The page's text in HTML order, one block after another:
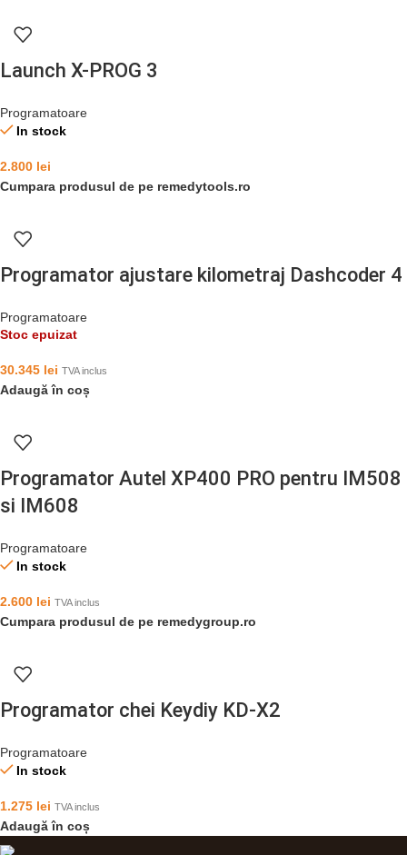
Launch X-PROG 3
Programatoare
In stock
2.800 lei
Cumpara produsul de pe remedytools.ro
Programator ajustare kilometraj Dashcoder 4
Programatoare
Stoc epuizat
30.345 lei TVA inclus
Adaugă în coș
Programator Autel XP400 PRO pentru IM508
si IM608
Programatoare
In stock
2.600 lei TVA inclus
Cumpara produsul de pe remedygroup.ro
Programator chei Keydiy KD-X2
Programatoare
In stock
1.275 lei TVA inclus
Adaugă în coș